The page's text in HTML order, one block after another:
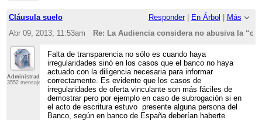
Cláusula suelo Responder| En Árbol
Más
Abr 09, 2013; 11:53am
Re: La Audiencia considera no abusiva la
Administrador
3552 mensajes
Falta de transparencia no sólo es cuando haya
irregularidades sinó en los casos que el banco no haya
actuado con la diligencia necesaria para informar
correctamente. Es evidente que los casos de
irregularidades de oferta vinculante son más fáciles de
demostrar pero por ejemplo en caso de subrogación si en
el acto de escritura estuvo presente alguna persona del
Banco, según en banco de España deberían haberte